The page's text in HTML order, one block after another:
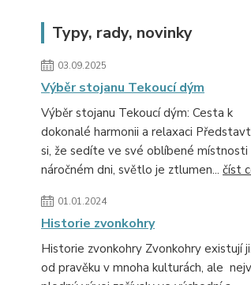
Typy, rady, novinky
03.09.2025
Výběr stojanu Tekoucí dým
Výběr stojanu Tekoucí dým: Cesta k
dokonalé harmonii a relaxaci
si, že sedíte ve své oblíbené místnosti
náročném dni, světlo je ztlumen... číst
01.01.2024
Historie zvonkohry
Historie zvonkohry Zvonkohry existují
od pravěku v mnoha kulturách, ale